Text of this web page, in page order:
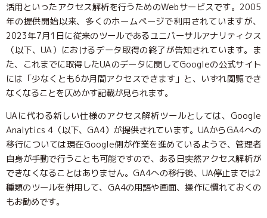
活用といったアクセス解析を行うためのWebサービスです。2005
年の提供開始以来、多くのホームページで利用されていますが、
2023年7月1日に従来のツールであるユニバーサルアナリティクス
（以下、UA）におけるデータ取得の終了が告知されています。ま
た、これまでに取得したUAのデータに関してGoogleの公式サイト
には「少なくとも6か月間アクセスできます」と、いずれ閲覧でき
なくなることを仄めかす記載が見られます。
UAに代わる新しい仕様のアクセス解析ツールとしては、Google
Analytics 4（以下、GA4）が提供されています。UAからGA4への
移行については現在Google側が作業を進めているようで、管理者
自身が手動で行うことも可能ですので、ある日突然アクセス解析が
できなくなることはありません。GA4への移行後、UA停止までは2
種類のツールを併用して、GA4の用語や画面、操作に慣れておくの
もお勧めです。